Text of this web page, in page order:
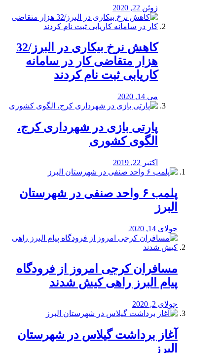
ژوئن 22, 2020
کاهش نرخ بیکاری در البرز/32
هزار متقاضی کار در سامانه
کاریابی ثبت نام کردند
می 14, 2020
پارتی بازی در شهرداری کرج،
الگوی کشوری
اکتبر 22, 2019
پلمب ۶ واحد صنفی در شهرستان
البرز
جولای 14, 2020
مسافران کرجی امروز از فرودگاه
پیام البرز راهی کیش شدند
جولای 2, 2020
آغاز برداشت گیلاس در شهرستان
البرز